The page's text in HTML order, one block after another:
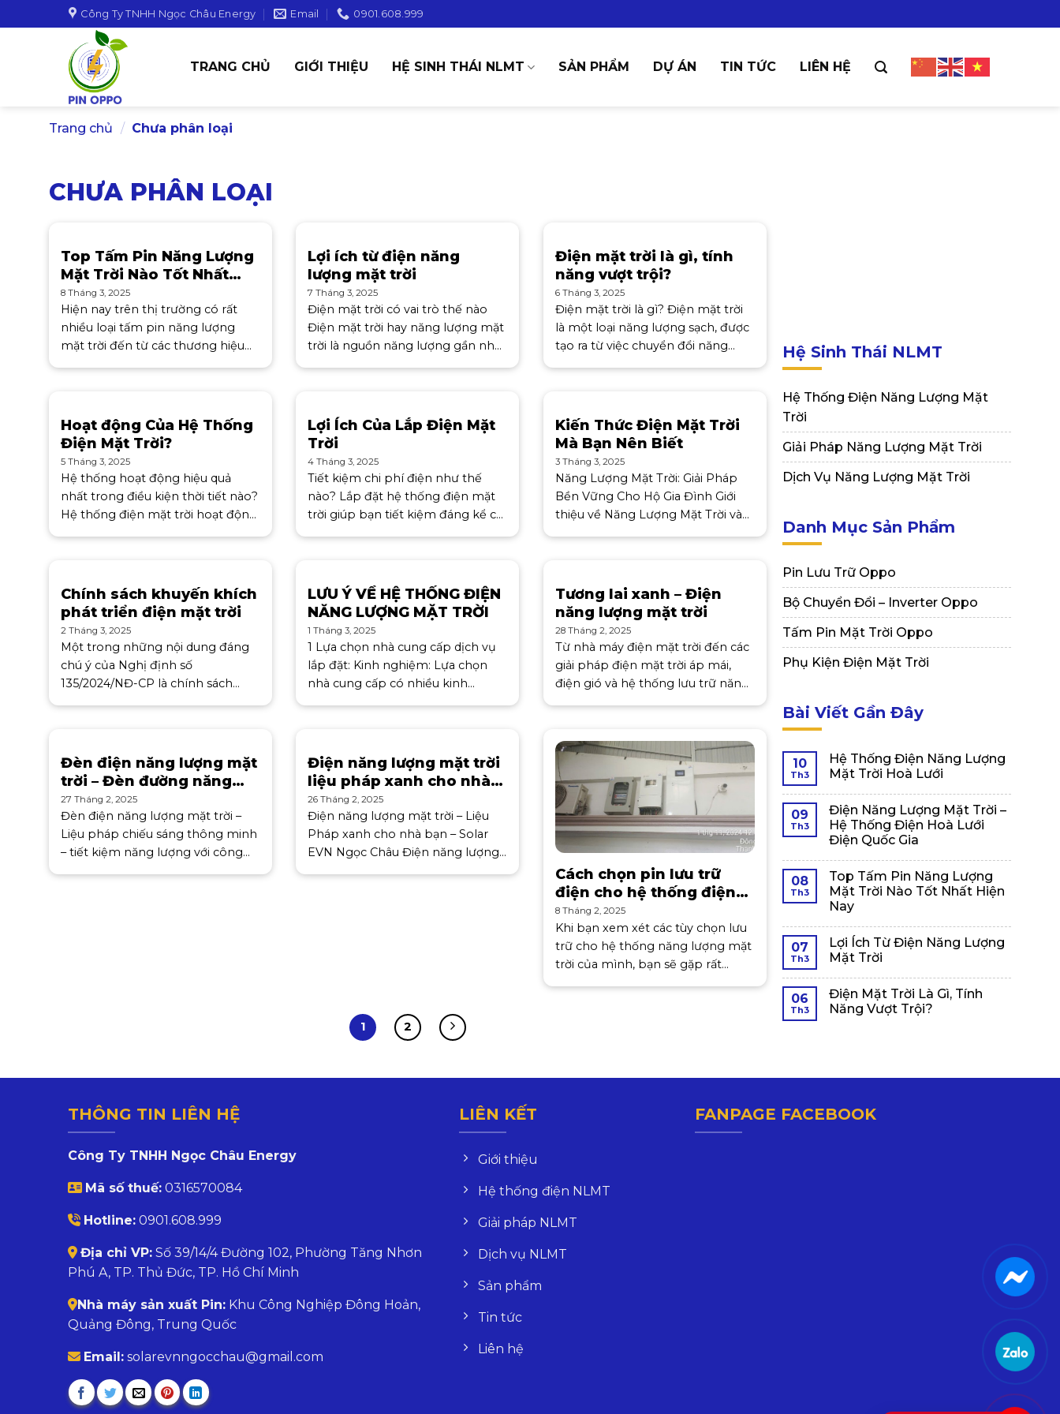
to
Công Ty TNHH Ngọc Châu Energy Email 0901.608.999
TRANG CHỦ GIỚI THIỆU HỆ SINH THÁI NLMT SẢN PHẨM DỰ ÁN TIN TỨC LIÊN HỆ
Trang chủ / Chưa phân loại
CHƯA PHÂN LOẠI
Top Tấm Pin Năng Lượng
Mặt Trời Nào Tốt Nhất
Hiện Nay
8 Tháng 3, 2025
Hiện nay trên thị trường có rất
nhiều loại tấm pin năng lượng
mặt trời đến từ các thương hiệu
trời nào tốt nhất? Hiện nay trên
Lợi ích từ điện năng
lượng mặt trời
7 Tháng 3, 2025
Điện mặt trời có vai trò thế nào
Điện mặt trời hay năng lượng mặt
trời là nguồn năng lượng gần như
Điện mặt trời là gì, tính
năng vượt trội?
6 Tháng 3, 2025
Điện mặt trời là gì? Điện mặt trời
là một loại năng lượng sạch, được
tạo ra từ việc chuyển đổi năng
Hoạt động Của Hệ Thống
Điện Mặt Trời?
5 Tháng 3, 2025
Hệ thống hoạt động hiệu quả
nhất trong điều kiện thời tiết nào?
Hệ thống điện mặt trời hoạt động
Lợi Ích Của Lắp Điện Mặt
Trời
4 Tháng 3, 2025
Tiết kiệm chi phí điện như thế
nào? Lắp đặt hệ thống điện mặt
trời giúp bạn tiết kiệm đáng kể chi
Kiến Thức Điện Mặt Trời
Mà Bạn Nên Biết
3 Tháng 3, 2025
Năng Lượng Mặt Trời: Giải Pháp
Bền Vững Cho Hộ Gia Đình Giới
thiệu về Năng Lượng Mặt Trời và
tiềm
Chính sách khuyến khích
phát triển điện mặt trời
2 Tháng 3, 2025
Một trong những nội dung đáng
chú ý của Nghị định số
135/2024/NĐ-CP là chính sách
chính sách khuyến
LƯU Ý VỀ HỆ THỐNG ĐIỆN
NĂNG LƯỢNG MẶT TRỜI
1 Tháng 3, 2025
1 Lựa chọn nhà cung cấp dịch vụ
lắp đặt: Kinh nghiệm: Lựa chọn
nhà cung cấp có nhiều kinh
thương
Tương lai xanh – Điện
năng lượng mặt trời
28 Tháng 2, 2025
Từ nhà máy điện mặt trời đến các
giải pháp điện mặt trời áp mái,
điện gió và hệ thống lưu trữ năng
nghệ quản lý
Đèn điện năng lượng mặt
trời – Đèn đường năng
lượng mặt trời
27 Tháng 2, 2025
Đèn điện năng lượng mặt trời –
Liệu pháp chiếu sáng thông minh
– tiết kiệm năng lượng với công
Điện năng lượng mặt trời
liệu pháp xanh cho nhà
bạn
26 Tháng 2, 2025
Điện năng lượng mặt trời – Liệu
Pháp xanh cho nhà bạn – Solar
EVN Ngọc Châu Điện năng lượng
Cách chọn pin lưu trữ
điện cho hệ thống điện
mặt trời gia đình
8 Tháng 2, 2025
Khi bạn xem xét các tùy chọn lưu
trữ cho hệ thống năng lượng mặt
trời của mình, bạn sẽ gặp rất
1 2
Hệ Sinh Thái NLMT
Hệ Thống Điện Năng Lượng Mặt
Trời
Giải Pháp Năng Lượng Mặt Trời
Dịch Vụ Năng Lượng Mặt Trời
Danh Mục Sản Phẩm
Pin Lưu Trữ Oppo
Bộ Chuyển Đổi – Inverter Oppo
Tấm Pin Mặt Trời Oppo
Phụ Kiện Điện Mặt Trời
Bài Viết Gần Đây
10
Th3
Hệ Thống Điện Năng Lượng
Mặt Trời Hoà Lưới
09
Th3
Điện Năng Lượng Mặt Trời –
Hệ Thống Điện Hoà Lưới
Điện Quốc Gia
08
Th3
Top Tấm Pin Năng Lượng
Mặt Trời Nào Tốt Nhất Hiện
Nay
07
Th3
Lợi Ích Từ Điện Năng Lượng
Mặt Trời
06
Th3
Điện Mặt Trời Là Gì, Tính
Năng Vượt Trội?
THÔNG TIN LIÊN HỆ
Công Ty TNHH Ngọc Châu Energy
Mã số thuế:0316570084
Hotline:0901.608.999
Địa chỉ VP:Số 39/14/4 Đường 102, Phường Tăng Nhơn
Phú A, TP. Thủ Đức, TP. Hồ Chí Minh
Nhà máy sản xuất Pin:Khu Công Nghiệp Đông Hoản,
Quảng Đông, Trung Quốc
Email:solarevnngocchau@gmail.com
LIÊN KẾT
Giới thiệu
Hệ thống điện NLMT
Giải pháp NLMT
Dịch vụ NLMT
Sản phẩm
Tin tức
Liên hệ
FANPAGE FACEBOOK